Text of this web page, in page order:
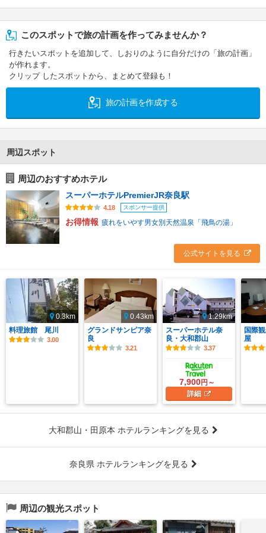
このスポットで旅の計画を作ってみませんか？
行きたいスポットを追加して、しおりのように自分だけの「旅の計画」
が作れます。
クリップ したスポットから、まとめて登録も！
旅の計画を作成する
周辺スポット
周辺のおすすめホテル
スーパーホテルPremierJR奈良駅
4.18 スポンサー提供
お得情報 疲れをいやす男女別天然温泉「飛鳥の湯」
公式サイトを見る
0.3km
料理旅館 尾川
3.00
0.43km
グランドサンピア奈
良
3.21
1.29km
スーパーホテル奈
良・大和郡山
3.37
7,900円～
詳細
国際
屋
大和郡山・田原本 ホテルランキングを見る
奈良県 ホテルランキングを見る
周辺の観光スポット